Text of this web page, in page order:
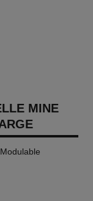
MINE